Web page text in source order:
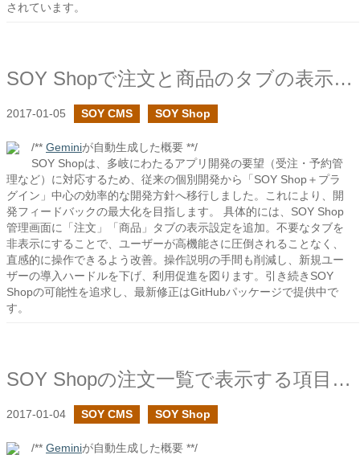
されています。
SOY Shopで注文と商品のタブの表示の設定を追加しました
2017-01-05 SOY CMS SOY Shop
/** Geminiが自動生成した概要 **/
SOY Shopは、多岐にわたるアプリ開発の要望（受注・予約管
理など）に対応するため、従来の個別開発から「SOY Shop＋プラ
グイン」中心の効率的な開発方針へ移行しました。これにより、開
発フィードバックの最大化を目指します。 具体的には、SOY Shop
管理画面に「注文」「商品」タブの表示設定を追加。不要なタブを
非表示にすることで、ユーザーが高機能さに圧倒されることなく、
直感的に操作できるよう改善。操作説明の手間も削減し、新規ユー
ザーの導入ハードルを下げ、利用促進を図ります。引き続きSOY
Shopの可能性を追求し、最新修正はGitHubパッケージで提供中で
す。
SOY Shopの注文一覧で表示する項目の設定を追加しました
2017-01-04 SOY CMS SOY Shop
/** Geminiが自動生成した概要 **/